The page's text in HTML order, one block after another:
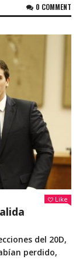
0 COMMENT
Like
del 20D,
perdido,